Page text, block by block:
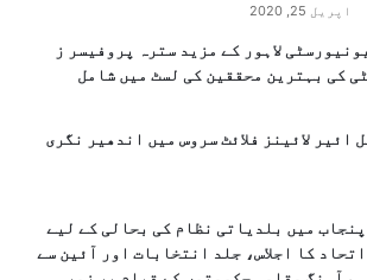
اپریل 25, 2020
لاہور کے مزید سترہ پروفیسر ز
کی بہترین محققین کی لسٹ میں شامل
ائیر لائینز فلائٹ سروس میں اندھیر نگری
پنجاب میں بلدیاتی نظام کی بحالی کے لیے
اتحاد کا اجلاس، جلد انتخابات اور آئین سے